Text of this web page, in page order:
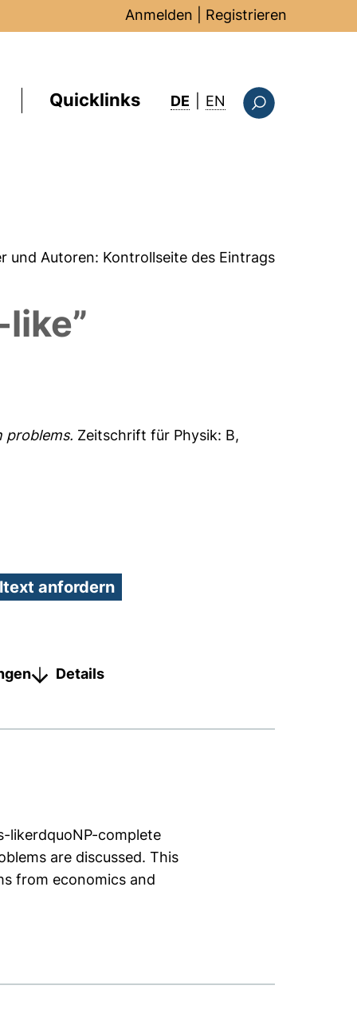
Anmelden Registrieren
Quicklinks DE EN : this page in
und Autoren: Kontrollseite des Eintrags
problems. Zeitschrift für Physik: B,
Details
likerdquoNP-complete
are discussed. This
from economics and